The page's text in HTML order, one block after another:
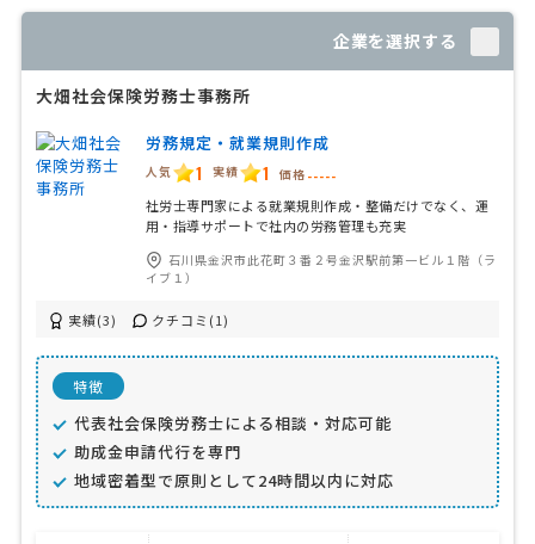
企業を選択する
大畑社会保険労務士事務所
労務規定・就業規則作成
人気 1 実績 1 価格 -----
社労士専門家による就業規則作成・整備だけでなく、運
用・指導サポートで社内の労務管理も充実
石川県金沢市此花町３番２号金沢駅前第一ビル１階（ラ
イブ１）
実績(3) クチコミ(1)
特徴
代表社会保険労務士による相談・対応可能
助成金申請代行を専門
地域密着型で原則として24時間以内に対応